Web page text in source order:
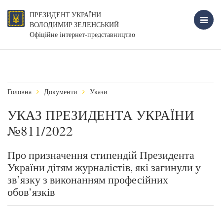
ПРЕЗИДЕНТ УКРАЇНИ
ВОЛОДИМИР ЗЕЛЕНСЬКИЙ
Офіційне інтернет-представництво
Головна Документи Укази
УКАЗ ПРЕЗИДЕНТА УКРАЇНИ
№811/2022
Про призначення стипендій Президента
України дітям журналістів, які загинули у
зв’язку з виконанням професійних
обов’язків